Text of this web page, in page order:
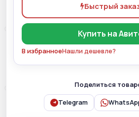
Быстрый
Купить на
В избранноеНашли дешевле?
Поделиться
Telegram